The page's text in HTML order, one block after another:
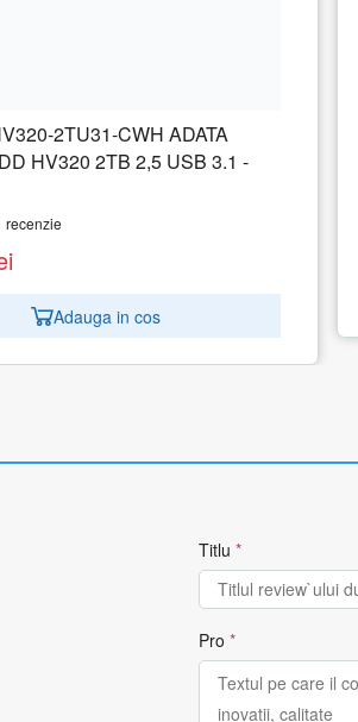
HDD USB3.1 2TB EXT. 2.5"/RED AHV300-
2TU31-CRD ADATA
501.56
Adauga in cos
Titlu *
Pro *